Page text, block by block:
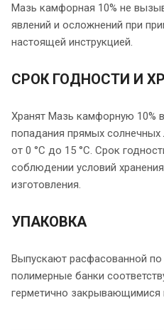
Мазь камфорная 10% не
явлений и осложнений при
настоящей инструкцией.
СРОК ГОДНОСТИ И
Хранят Мазь камфорную 10%
попадания прямых солнечных
от 0 °С до 15 °С. Срок
соблюдении условий
изготовления.
УПАКОВКА
Выпускают расфасованной по
полимерные банки
герметично